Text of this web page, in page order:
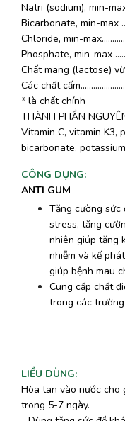
Natri (sodium), min-
Bicarbonate, min-max
Chloride, min-
Phosphate, min-max
Chất mang (lactose)
Các chất
* là chất chính
THÀNH PHẦN
Vitamin C, vitamin K3,
bicarbonate,
CÔNG DỤNG:
ANTI GUM
Tăng cường sức
stress, tăng
nhiên giúp tăng
nhiễm và kế
giúp bệnh mau
Cung cấp chất
trong các
LIỀU DÙNG:
Hòa tan vào nước cho
trong 5-7 ngày.